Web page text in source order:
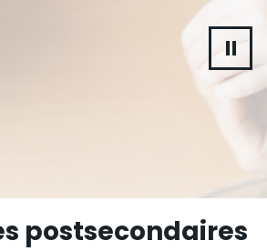
postsecondaires